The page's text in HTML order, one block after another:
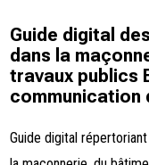
Guide digital
dans la
travaux publics
communication
Guide digital